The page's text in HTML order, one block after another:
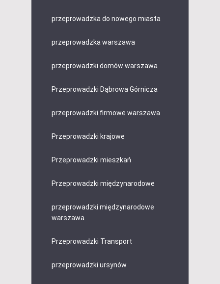
przeprowadzka do nowego miasta
przeprowadzka warszawa
przeprowadzki domów warszawa
Przeprowadzki Dąbrowa Górnicza
przeprowadzki firmowe warszawa
Przeprowadzki krajowe
Przeprowadzki mieszkań
Przeprowadzki międzynarodowe
przeprowadzki międzynarodowe
warszawa
Przeprowadzki Transport
przeprowadzki ursynów